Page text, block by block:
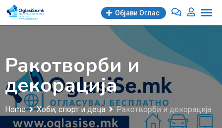
Skip
Објави Oглас
Ракотворби и
декорација
Home Хоби, спорт и деца Ракотворби и декорација